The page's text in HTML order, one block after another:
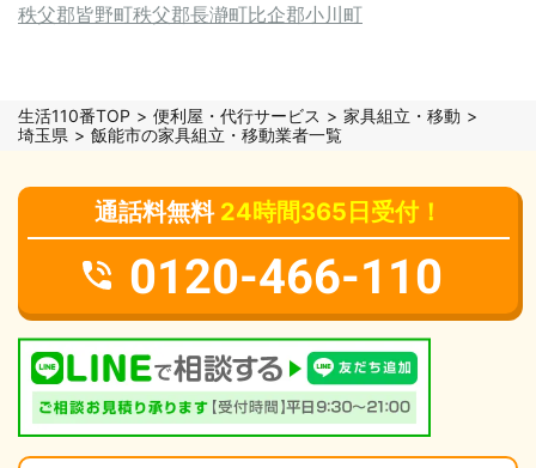
秩父郡皆野町秩父郡長瀞町比企郡小川町
生活110番TOP 便利屋・代行サービス
家具組立・移動
埼玉県
飯能市の家具組立・移動業者一覧
通話料無料 24時間365日受付！
0120-466-110